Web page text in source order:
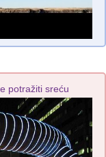
potražiti sreću